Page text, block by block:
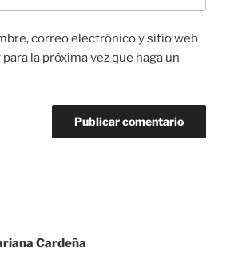
correo electrónico y sitio web
la próxima vez que haga un
Cardeña